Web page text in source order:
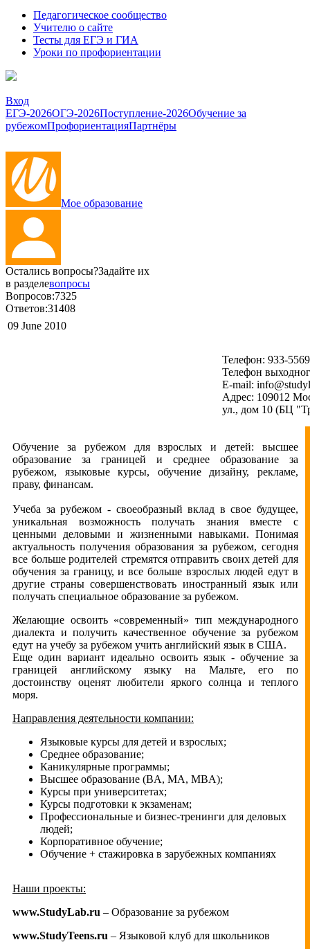
Педагогическое сообщество
Учителю о сайте
Тесты для ЕГЭ и ГИА
Уроки по профориентации
Вход
ЕГЭ-2026ОГЭ-2026Поступление-2026Обучение за
рубежомПрофориентацияПартнёры
Мое образование
Остались вопросы?Задайте их
в разделевопросы
Вопросов:7325
Ответов:31408
09 June 2010
Телефон: 933-
Телефон
E-mail:
Адрес: 109012
ул., дом 10 (БЦ
Обучение за рубежом для взрослых и детей: высшее
образование за границей и среднее образование за
рубежом, языковые курсы, обучение дизайну, рекламе,
праву, финансам.
Учеба за рубежом - своеобразный вклад в свое будущее,
уникальная возможность получать знания вместе с
ценными деловыми и жизненными навыками. Понимая
актуальность получения образования за рубежом, сегодня
все больше родителей стремятся отправить своих детей для
обучения за границу, и все больше взрослых людей едут в
другие страны совершенствовать иностранный язык или
получать специальное образование за рубежом.
Желающие освоить «современный» тип международного
диалекта и получить качественное обучение за рубежом
едут на учебу за рубежом учить английский язык в США.
Еще один вариант идеально освоить язык - обучение за
границей английскому языку на Мальте, его по
достоинству оценят любители яркого солнца и теплого
моря.
Направления деятельности компании:
Языковые курсы для детей и взрослых;
Среднее образование;
Каникулярные программы;
Высшее образование (BA, MA, MBA);
Курсы при университетах;
Курсы подготовки к экзаменам;
Профессиональные и бизнес-тренинги для деловых
людей;
Корпоративное обучение;
Обучение + стажировка в зарубежных компаниях
Наши проекты:
www.StudyLab.ru – Образование за рубежом
www.StudyTeens.ru – Языковой клуб для школьников